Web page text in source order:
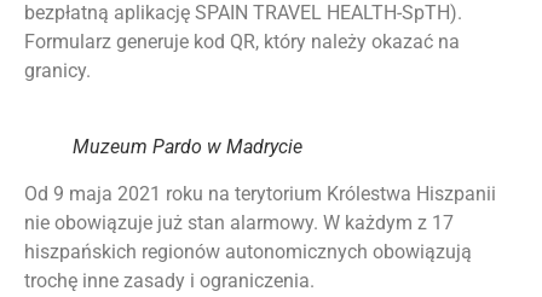
bezpłatną aplikację SPAIN TRAVEL HEALTH-SpTH).
Formularz generuje kod QR, który należy okazać na
granicy.
Muzeum Pardo w Madrycie
Od 9 maja 2021 roku na terytorium Królestwa Hiszpanii
nie obowiązuje już stan alarmowy. W każdym z 17
hiszpańskich regionów autonomicznych obowiązują
trochę inne zasady i ograniczenia.